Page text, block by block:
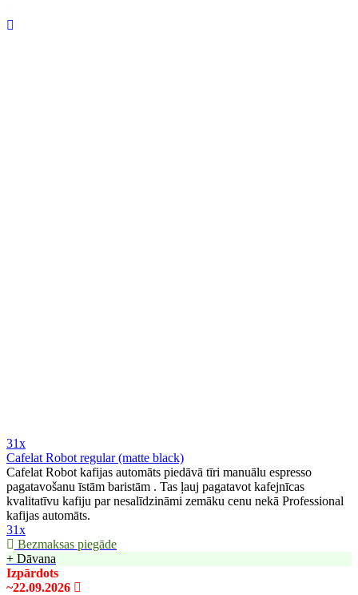
31x
Cafelat Robot regular (matte black)
Cafelat Robot kafijas automāts piedāvā tīri manuālu espresso
pagatavošanu īstām baristām . Tas ļauj pagatavot kafejnīcas
kvalitatīvu kafiju par nesalīdzināmi zemāku cenu nekā Professional
kafijas automāts.
31x
Bezmaksas piegāde
+ Dāvana
Izpārdots
~22.09.2026